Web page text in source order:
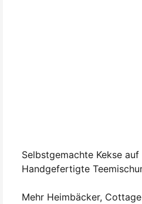
Selbstgemachte Kekse
Handgefertigte
Mehr Heimbäcker,